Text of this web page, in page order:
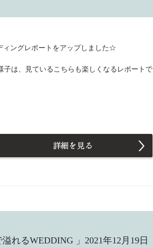
ィングレポートをアップしました☆
は、見ているこちらも楽しくなるレポートで
れるWEDDING 」2021年12月19日